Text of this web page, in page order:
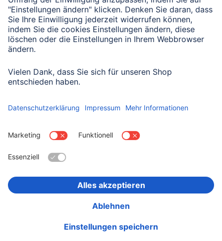
Mit Absenden des Formulars bestätigen Sie, dass Sie unsere
Datenschutzbestimmungen zur Formulardatenverarbeitung zur
Datenschutz
Land wählen
Datenschutz
Rückrufaktionen